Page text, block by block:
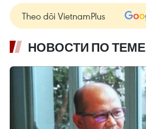
Theo dõi VietnamPlus
НОВОСТИ ПО ТЕМЕ